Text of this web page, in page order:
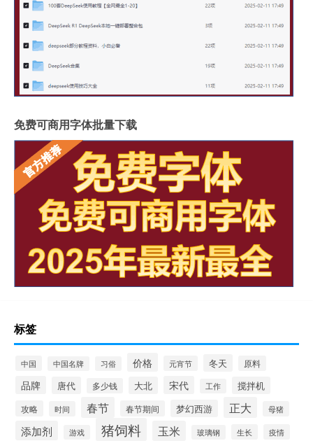
免费可商用字体批量下载
标签
中国 中国名牌 习俗 价格 元宵节 冬天 原料
品牌 唐代 多少钱 大北 宋代 工作 搅拌机
攻略 时间 春节 春节期间 梦幻西游 正大 母猪
添加剂 游戏 猪饲料 玉米 玻璃钢 生长 疫情